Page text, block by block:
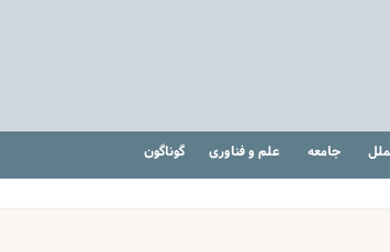
جامعه علم و فناوری گوناگون